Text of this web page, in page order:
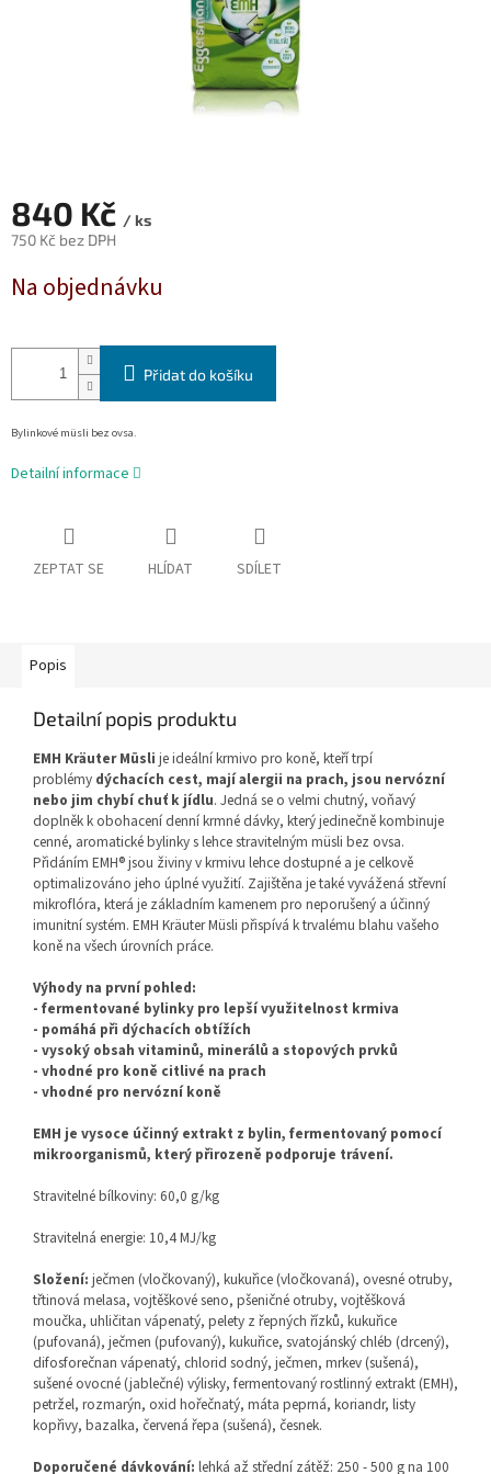
840 Kč / ks
750 Kč bez DPH
cena:
Na objednávku
Přidat do košíku
Bylinkové müsli bez ovsa.
Detailní informace
ZEPTAT SE HLÍDAT SDÍLET
Popis
Detailní popis produktu
EMH Kräuter Müsli je ideální krmivo pro koně, kteří trpí
problémy dýchacích cest, mají alergii na prach, jsou nervózní
nebo jim chybí chuť k jídlu. Jedná se o velmi chutný, voňavý
doplněk k obohacení denní krmné dávky, který jedinečně kombinuje
cenné, aromatické bylinky s lehce stravitelným müsli bez ovsa.
Přidáním EMH® jsou živiny v krmivu lehce dostupné a je celkově
optimalizováno jeho úplné využití. Zajištěna je také vyvážená střevní
mikroflóra, která je základním kamenem pro neporušený a účinný
imunitní systém. EMH Kräuter Müsli přispívá k trvalému blahu vašeho
koně na všech úrovních práce.
Výhody na první pohled:
- fermentované bylinky pro lepší využitelnost krmiva
- pomáhá při dýchacích obtížích
- vysoký obsah vitaminů, minerálů a stopových prvků
- vhodné pro koně citlivé na prach
- vhodné pro nervózní koně
EMH je vysoce účinný extrakt z bylin, fermentovaný pomocí
mikroorganismů, který přirozeně podporuje trávení.
Stravitelné bílkoviny: 60,0 g/kg
Stravitelná energie: 10,4 MJ/kg
Složení: ječmen (vločkovaný), kukuřice (vločkovaná), ovesné otruby,
třtinová melasa, vojtěškové seno, pšeničné otruby, vojtěšková
moučka, uhličitan vápenatý, pelety z řepných řízků, kukuřice
(pufovaná), ječmen (pufovaný), kukuřice, svatojánský chléb (drcený),
difosforečnan vápenatý, chlorid sodný, ječmen, mrkev (sušená),
sušené ovocné (jablečné) výlisky, fermentovaný rostlinný extrakt (EMH),
petržel, rozmarýn, oxid hořečnatý, máta peprná, koriandr, listy
kopřivy, bazalka, červená řepa (sušená), česnek.
Doporučené dávkování: lehká až střední zátěž: 250 - 500 g na 100